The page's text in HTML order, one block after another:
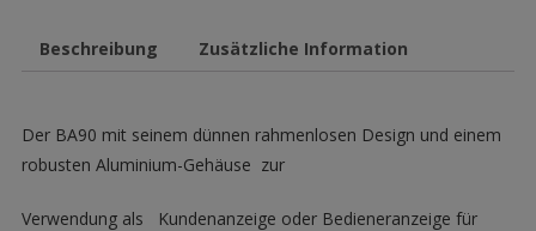
Beschreibung Zusätzliche Information
Der BA90 mit seinem dünnen rahmenlosen Design und einem
robusten Aluminium-Gehäuse zur
Verwendung als Kundenanzeige oder Bedieneranzeige für